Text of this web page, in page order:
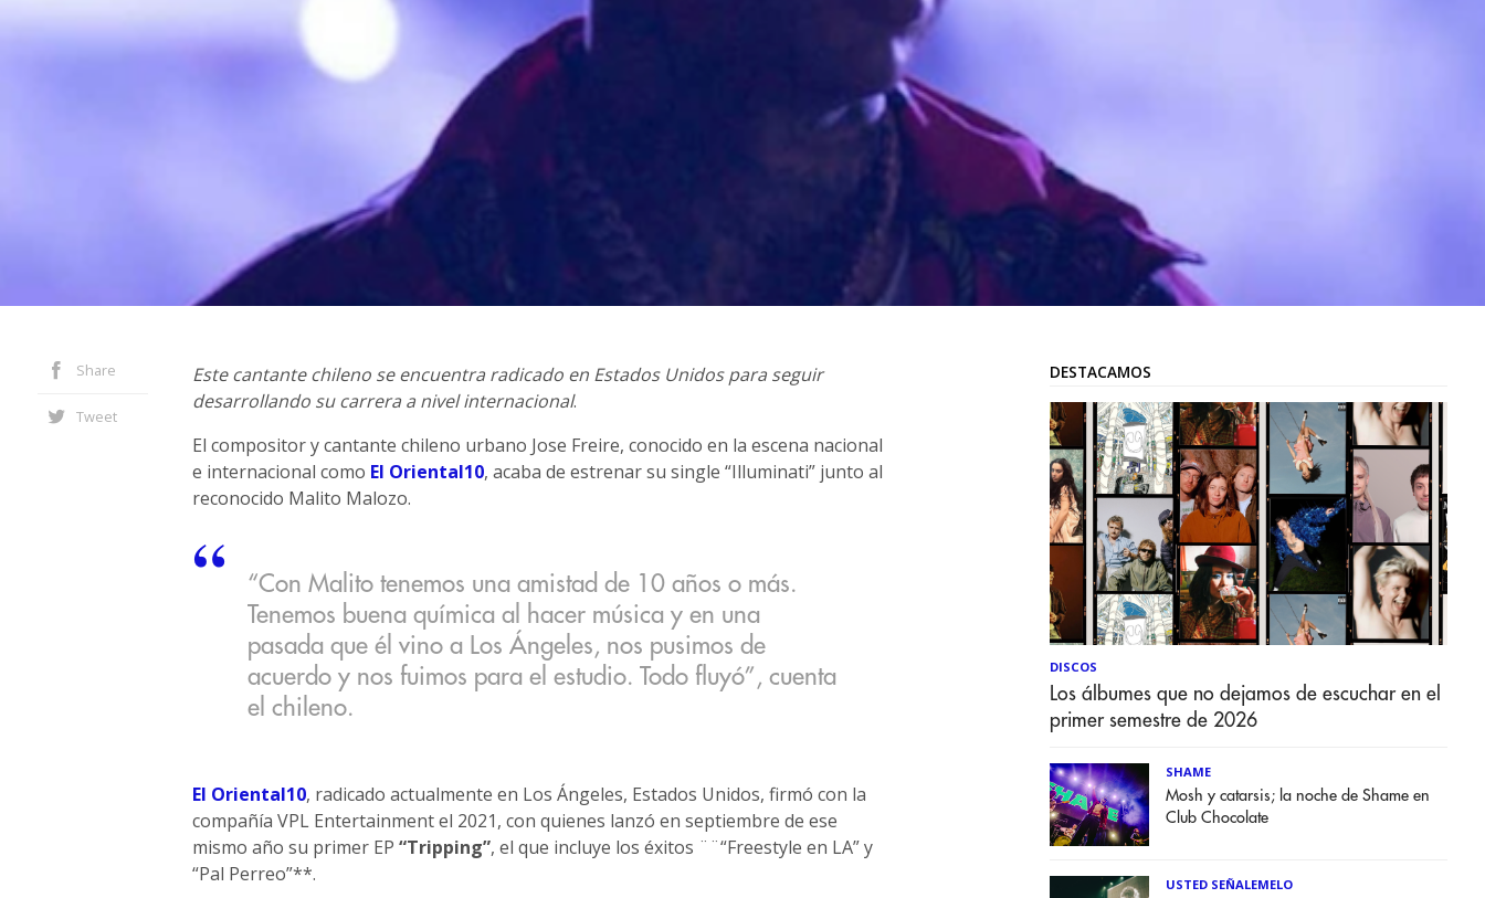
Share
Tweet
Este cantante chileno se encuentra radicado en Estados Unidos para seguir
desarrollando su carrera a nivel internacional.
El compositor y cantante chileno urbano Jose Freire, conocido en la escena nacional
e internacional como El Oriental10, acaba de estrenar su single “Illuminati” junto al
reconocido Malito Malozo.
“Con Malito tenemos una amistad de 10 años o más.
Tenemos buena química al hacer música y en una
pasada que él vino a Los Ángeles, nos pusimos de
acuerdo y nos fuimos para el estudio. Todo fluyó”, cuenta
el chileno.
El Oriental10, radicado actualmente en Los Ángeles, Estados Unidos, firmó con la
compañía VPL Entertainment el 2021, con quienes lanzó en septiembre de ese
mismo año su primer EP “Tripping”, el que incluye los éxitos ¨¨“Freestyle en LA” y
“Pal Perreo”**.
DESTACAMOS
DISCOS
Los álbumes que no dejamos de escuchar en el
primer semestre de 2026
SHAME
Mosh y catarsis; la noche de Shame en
Club Chocolate
USTED SEÑALEMELO